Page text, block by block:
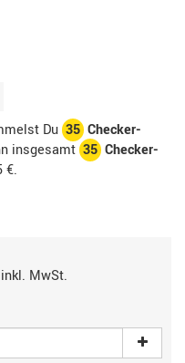
Du 35 Checker-
insgesamt 35 Checker-
€.
inkl. MwSt.